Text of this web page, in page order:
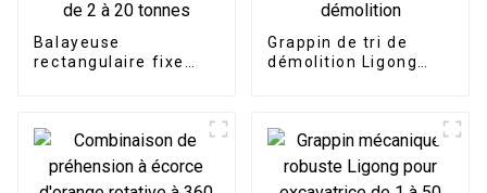
Balayeuse
rectangulaire fixe
Grappin de tri de
démolition Ligong